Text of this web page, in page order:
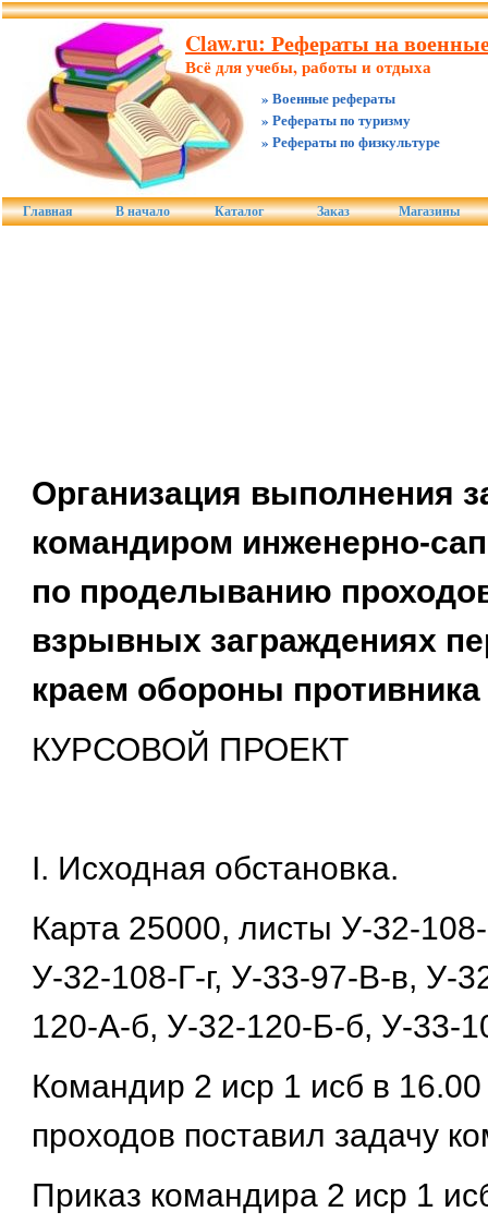
Claw.ru: Рефераты на
Всё для учебы, работы и отдыха
» Военные рефераты
» Рефераты по туризму
» Рефераты по физкультуре
Главная В начало Каталог Заказ Магазины
Организация выполнения
командиром инженерно-
по проделыванию
взрывных заграждениях
краем обороны противника
КУРСОВОЙ ПРОЕКТ
I. Исходная обстановка.
Карта 25000, листы У-32-
У-32-108-Г-г, У-33-97-В-в, У-
120-А-б, У-32-120-Б-б, У-33-
Командир 2 иср 1 исб в
проходов поставил задачу
Приказ командира 2 иср 1